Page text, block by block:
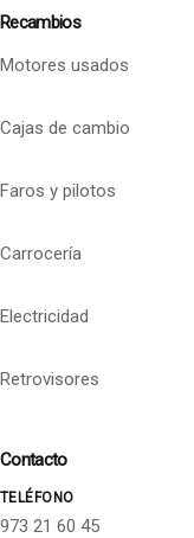
Recambios
Motores usados
Cajas de cambio
Faros y pilotos
Carrocería
Electricidad
Retrovisores
Contacto
TELÉFONO
973 21 60 45